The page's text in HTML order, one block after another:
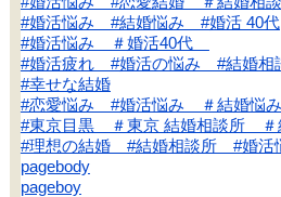
#婚活悩み #結婚悩み #婚活 40代
#婚活悩み ＃婚活40代
#婚活疲れ #婚活の悩み #結婚
#幸せな結婚
#恋愛悩み #婚活悩み ＃結婚悩
#東京目黒 ＃東京 結婚相談所
#理想の結婚 #結婚相談所 #婚活
pagebody
pageboy